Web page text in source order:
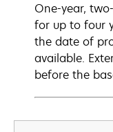
One-year,
for up to four
the date of
available.
before the